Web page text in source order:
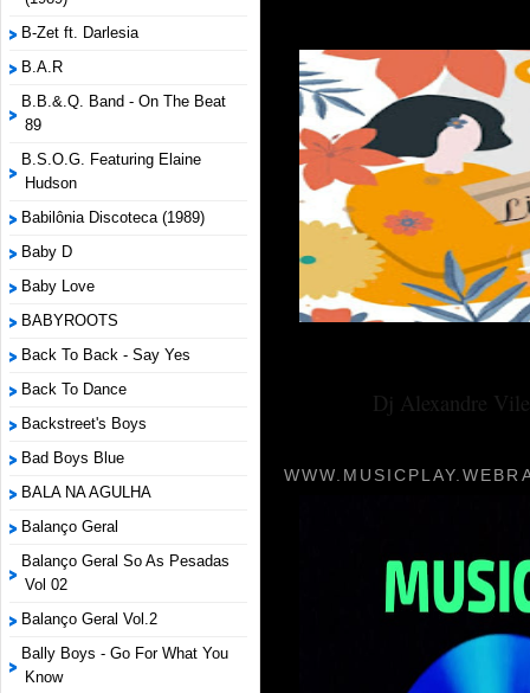
B-Zet ft. Darlesia
B.A.R
B.B.&.Q. Band - On The Beat
89
B.S.O.G. Featuring Elaine
Hudson
Babilônia Discoteca (1989)
Baby D
Baby Love
BABYROOTS
Back To Back - Say Yes
Back To Dance
Backstreet's Boys
Bad Boys Blue
BALA NA AGULHA
Balanço Geral
Balanço Geral So As Pesadas
Vol 02
Balanço Geral Vol.2
Bally Boys - Go For What You
Know
Dj Alexandre